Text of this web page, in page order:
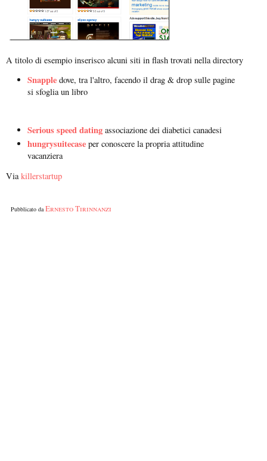
A titolo di esempio inserisco alcuni siti in flash trovati nella directory
Snapple dove, tra l'altro, facendo il drag & drop sulle pagine
si sfoglia un libro
Serious speed dating associazione dei diabetici canadesi
hungrysuitecase per conoscere la propria attitudine
vacanziera
Viakillerstartup
Pubblicato daErnesto Tirinnanzi